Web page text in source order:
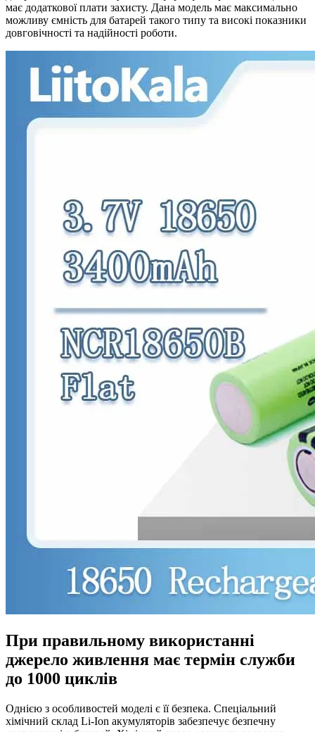
має додаткової плати захисту. Дана модель має максимально
можливу ємність для батарей такого типу та високі показники
довговічності та надійності роботи.
При правильному використанні
джерело живлення має термін служби
до 1000 циклів
Однією з особливостей моделі є її безпека. Спеціальний
хімічний склад Li-Ion акумуляторів забезпечує безпечну